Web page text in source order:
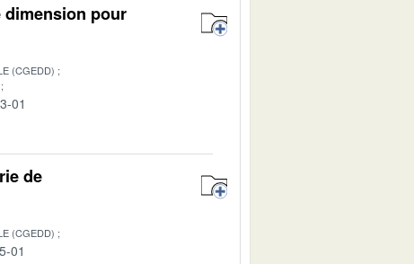
dimension pour
(CGEDD)
01
de
(CGEDD)
01